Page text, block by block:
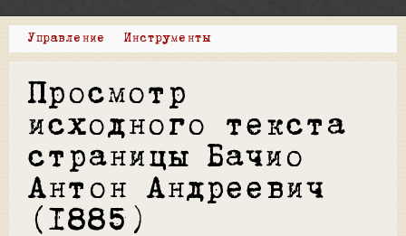
Управление Инструменты
Просмотр
исходного текста
страницы Бачио
Антон Андреевич
(1885)